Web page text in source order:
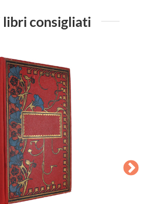
consigliati